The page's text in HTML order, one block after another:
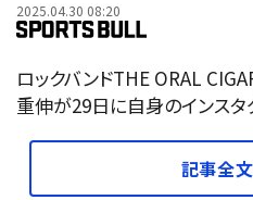
2025.04.30 08:20
ロックバンドTHE ORAL
重伸が29日に自身のインスタ
記事全